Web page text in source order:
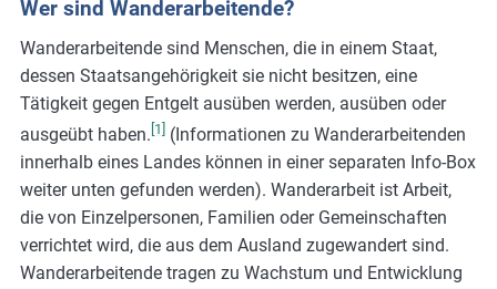
o
r
e
Wer sind Wanderarbeitende?
Wanderarbeitende sind Menschen, die in einem Staat,
dessen Staatsangehörigkeit sie nicht besitzen, eine
Tätigkeit gegen Entgelt ausüben werden, ausüben oder
ausgeübt haben. [1] (Informationen zu Wanderarbeitenden
innerhalb eines Landes können in einer separaten Info-Box
weiter unten gefunden werden). Wanderarbeit ist Arbeit,
die von Einzelpersonen, Familien oder Gemeinschaften
verrichtet wird, die aus dem Ausland zugewandert sind.
Wanderarbeitende tragen zu Wachstum und Entwicklung